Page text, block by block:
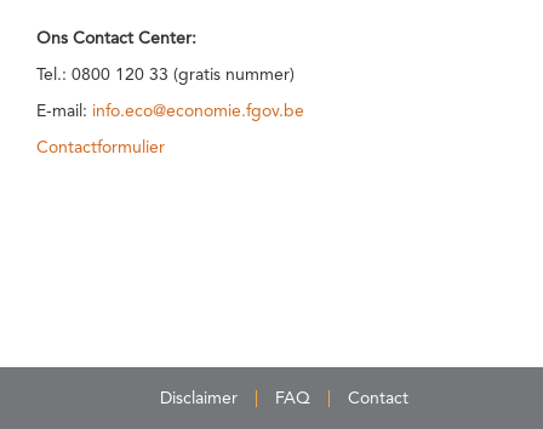
Ons Contact Center:
Tel.: 0800 120 33 (gratis nummer)
E-mail: info.eco@economie.fgov.be
Contactformulier
Disclaimer FAQ Contact